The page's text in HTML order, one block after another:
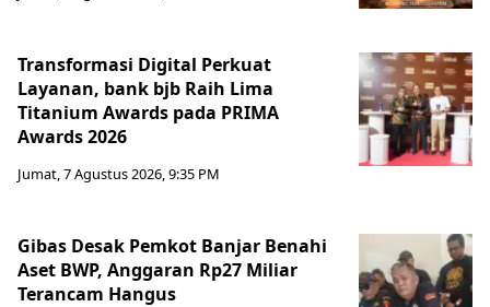
Transformasi Digital Perkuat
Layanan, bank bjb Raih Lima
Titanium Awards pada PRIMA
Awards 2026
Jumat, 7 Agustus 2026, 9:35 PM
Gibas Desak Pemkot Banjar Benahi
Aset BWP, Anggaran Rp27 Miliar
Terancam Hangus